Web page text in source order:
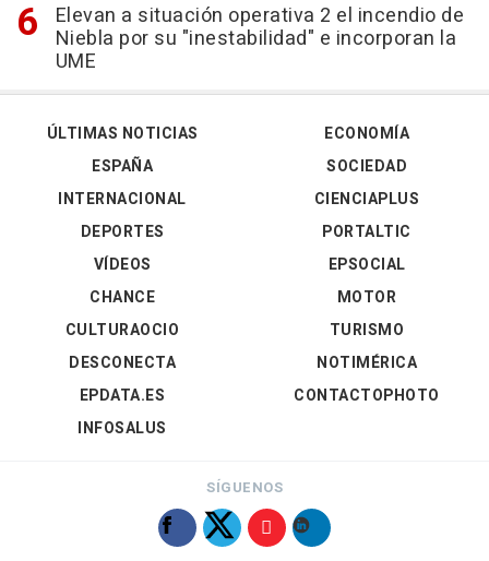
Elevan a situación operativa 2 el incendio de
Niebla por su "inestabilidad" e incorporan la
UME
ÚLTIMAS NOTICIAS
ESPAÑA
INTERNACIONAL
DEPORTES
VÍDEOS
ECONOMÍA
SOCIEDAD
CIENCIAPLUS
PORTALTIC
EPSOCIAL
CHANCE
CULTURAOCIO
DESCONECTA
EPDATA.ES
INFOSALUS
MOTOR
TURISMO
NOTIMÉRICA
CONTACTOPHOTO
SÍGUENOS